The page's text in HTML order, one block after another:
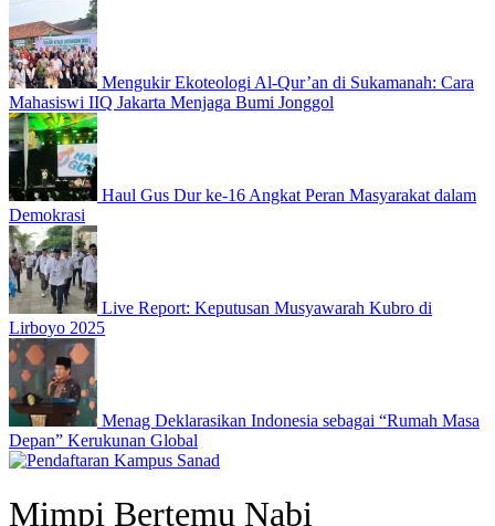
Mengukir Ekoteologi Al-Qur’an di Sukamanah: Cara
Mahasiswi IIQ Jakarta Menjaga Bumi Jonggol
Haul Gus Dur ke-16 Angkat Peran Masyarakat dalam
Demokrasi
Live Report: Keputusan Musyawarah Kubro di
Lirboyo 2025
Menag Deklarasikan Indonesia sebagai “Rumah Masa
Depan” Kerukunan Global
Mimpi Bertemu Nabi